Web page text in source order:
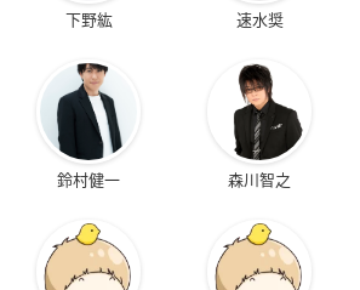
下野紘 速水奨
鈴村健一 森川智之